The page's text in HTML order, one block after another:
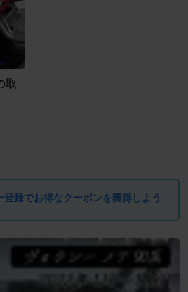
取
録でお得なクーポンを獲得しよう